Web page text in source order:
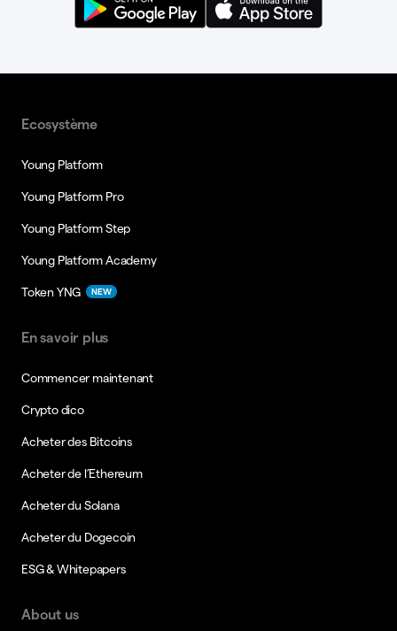
Ecosystème
Young Platform
Young Platform Pro
Young Platform Step
Young Platform Academy
Token YNG NEW
En savoir plus
Commencer maintenant
Crypto dico
Acheter des Bitcoins
Acheter de l’Ethereum
Acheter du Solana
Acheter du Dogecoin
ESG & Whitepapers
About us